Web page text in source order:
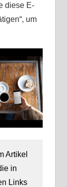
diese E-
um
Artikel
in
Links